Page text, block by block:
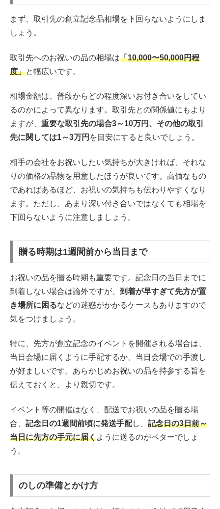
まず、取引先の創立記念品相場を下回らないようにしま
しょう。
取引先へのお祝いの品の相場は「10,000〜50,000円程
度」と幅広いです。
相場金額は、普段からどの程度深いお付き合いをしてい
るのかによって異なります。取引先との関係値にもより
ますが、 重要な取引先の場合3～10万円、その他の取引
先に関しては1～3万円 を目安にすると良いでしょう。
相手の会社をお祝いしたい気持ちが大きければ、それな
りの価格の品物を用意したほうが良いです。高価なもの
であればあるほど、お祝いの気持ちも伝わりやすくなり
ます。ただし、あまり深い付き合いではなくても相場を
下回らないように注意しましょう。
贈る時期は1週間前から当日まで
お祝いの品を贈る時期も重要です。記念日の当日までに
到着しない場合は論外ですが、 到着が早すぎて先方が置
き場所に困るなどの迷惑がかかるケースもありますので
気をつけましょう。
特に、先方が創立記念のイベントを開催される場合は、
当日会場に届くように手配するか、当日会場での手渡し
が好ましいです。あらかじめお祝いの品を持参する旨を
伝えておくと、より親切です。
イベント等の開催はなく、配送でお祝いの品を贈る場
合、 記念日の1週間前頃に発送手配し、 記念日の3日前～
当日に先方の手元に届くように送るのがベターでしょ
う。
のしの準備とかけ方